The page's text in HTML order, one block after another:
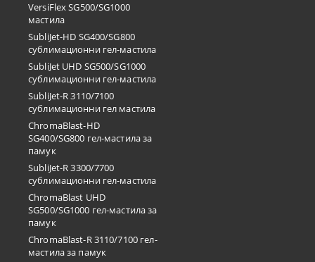
VersiFlex SG500/SG1000
мастила
SubliJet-HD SG400/SG800
сублимационни гел-мастила
SubliJet UHD SG500/SG1000
сублимационни гел-мастила
SubliJet-R 3110/7100
сублимационни гел мастила
ChromaBlast-HD
SG400/SG800 гел-мастила за
памук
SubliJet-R 3300/7700
сублимационни гел-мастила
ChromaBlast UHD
SG500/SG1000 гел-мастила за
памук
ChromaBlast-R 3110/7100 гел-
мастила за памук